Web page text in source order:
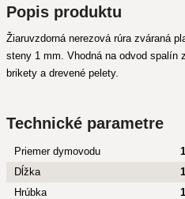
Popis produktu
Žiaruvzdorná nerezová rúra zváraná
steny 1 mm. Vhodná na odvod spalín
brikety a drevené pelety.
Technické parametre
Priemer dymovodu
Dĺžka
Hrúbka